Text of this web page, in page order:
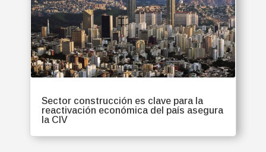
Sector construcción es clave para la
reactivación económica del país asegura
la CIV